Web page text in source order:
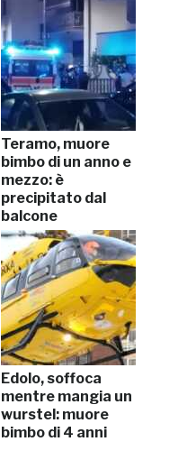
Teramo, muore
bimbo di un anno e
mezzo: è
precipitato dal
balcone
Edolo, soffoca
mentre mangia un
wurstel: muore
bimbo di 4 anni